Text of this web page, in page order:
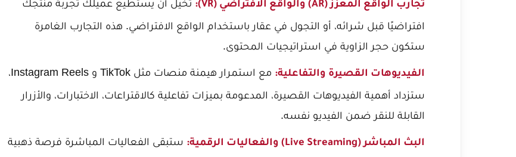
تجارب الواقع المعزز (AR) والواقع الافتراضي (VR):
تخيل أن يستطيع عميلك تجربة منتجك
افتراضيًا قبل شرائه، أو التجول في عقار باستخدام الواقع الافتراضي. هذه التجارب الغامرة
ستكون حجر الزاوية في استراتيجيات المحتوى.
الفيديوهات القصيرة والتفاعلية:
مع استمرار هيمنة منصات مثل TikTok و Instagram Reels،
ستزداد أهمية الفيديوهات القصيرة، المدعومة بميزات تفاعلية كالاقتراعات، الاختبارات، والأزرار
القابلة للنقر ضمن الفيديو نفسه.
البث المباشر (Live Streaming) والفعاليات الرقمية:
ستبقى الفعاليات المباشرة فرصة ذهبية